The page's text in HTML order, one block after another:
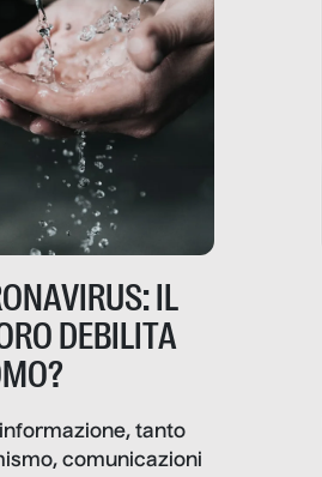
IL
DEBILITA
tanto
comunicazioni